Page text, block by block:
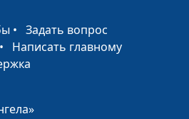
апрель)
(март
марта)
• Задать вопрос
• Написать главному